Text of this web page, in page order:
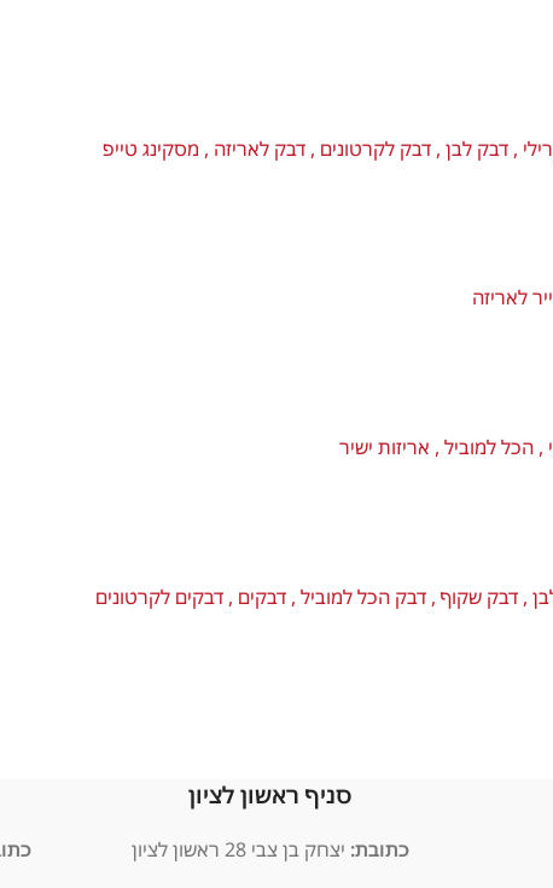
סניף ראשון לציון
כתובת:יצחק בן צבי 28 ראשון לציון